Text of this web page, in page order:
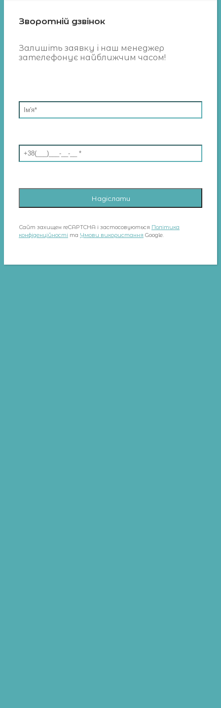
Зворотній дзвінок
Залишіть заявку і наш менеджер
зателефонує найближчим часом!
Сайт захищен reCAPTCHA і застосовуються Політика
конфіденційності та Умови використання Google.